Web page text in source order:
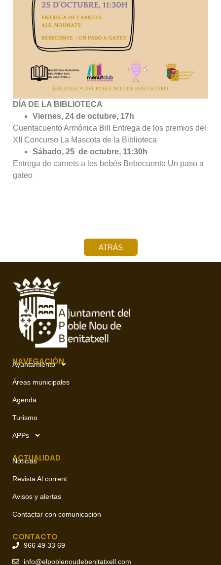
DÍA DE LA BIBLIOTECA
Viernes, 24 de octubre, 17h
Cuentacuento Armónica Bill Entrega de los premios del
XII Concurso La Mascota de la Biblioteca
Sábado, 25 de octubre, 11:30h
Entrega de carnets a los bebés Bebecuento Un paso a
gateo
ATRÁS
NAVEGACIÓN
Ayuntamiento
Áreas municipales
Agenda
Turismo
APPs
ACTUALIDAD
Noticias
Revista Al corrent
Avisos y alertas
Contactar con comunicación
CONTACTO
966 49 33 69
info@elpoblenoudebenitatxell.com